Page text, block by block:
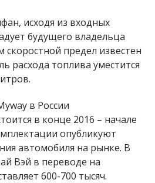
исходя из входных
будущего владельца
предел известен
расхода топлива уместится
в России
в конце 2016 – начале
опубликуют
автомобиля на рынке. В
Вэй в переводе на
600-700 тысяч.